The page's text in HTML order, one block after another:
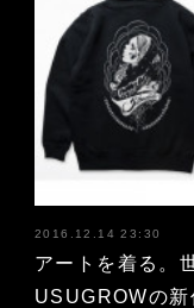
2016.12.14 23:30
アートを着る。
USUGROWの